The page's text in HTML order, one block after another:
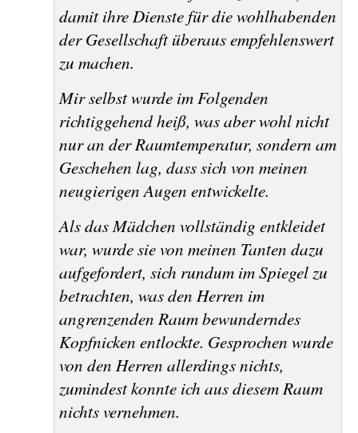
damit ihre Dienste für die wohlhabenden
der Gesellschaft überaus empfehlenswert
zu machen.
Mir selbst wurde im Folgenden
richtiggehend heiß, was aber wohl nicht
nur an der Raumtemperatur, sondern am
Geschehen lag, dass sich von meinen
neugierigen Augen entwickelte.
Als das Mädchen vollständig entkleidet
war, wurde sie von meinen Tanten dazu
aufgefordert, sich rundum im Spiegel zu
betrachten, was den Herren im
angrenzenden Raum bewunderndes
Kopfnicken entlockte. Gesprochen wurde
von den Herren allerdings nichts,
zumindest konnte ich aus diesem Raum
nichts vernehmen.